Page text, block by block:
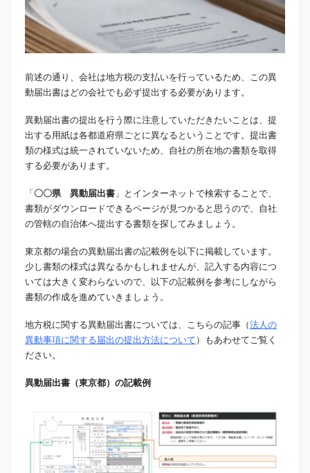
前述の通り、会社は地方税の支払いを行っているため、この異
動届出書はどの会社でも必ず提出する必要があります。
異動届出書の提出を行う際に注意していただきたいことは、提
出する用紙は各都道府県ごとに異なるということです。提出書
類の様式は統一されていないため、自社の所在地の書類を取得
する必要があります。
「 〇〇県 異動届出書 」とインターネットで検索することで、
書類がダウンロードできるページが見つかると思うので、自社
の管轄の自治体へ提出する書類を探してみましょう。
東京都の場合の異動届出書の記載例を以下に掲載しています。
少し書類の様式は異なるかもしれませんが、記入する内容につ
いては大きく変わらないので、以下の記載例を参考にしながら
書類の作成を進めていきましょう。
地方税に関する異動届出書については、こちらの記事（法人の
異動事項に関する届出の提出方法について ）もあわせてご覧く
ださい。
異動届出書（東京都）の記載例